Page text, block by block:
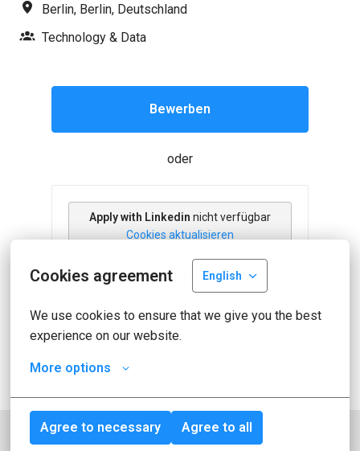
Cookies agreement English
We use cookies to ensure that we give you the best
experience on our website.
More options
Agree to necessary Agree to all
Berlin, Berlin, Deutschland
Technology & Data
Bewerben
oder
Apply with Linkedin nicht verfügbar
Cookies aktualisieren
Apply with Indeed
nicht verfügbar
Cookies aktualisieren